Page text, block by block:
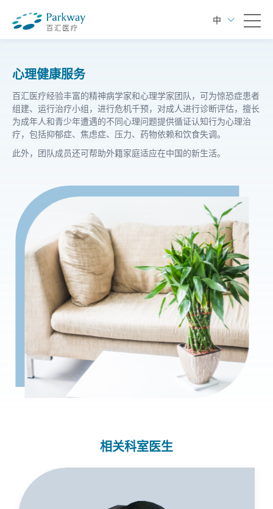
中
心理健康服务
百汇医疗经验丰富的精神病学家和心理学家团队，可为惊恐症患者
组建、运行治疗小组，进行危机千预，对成人进行诊断评估，擅长
为成年人和青少年遭遇的不同心理问题提供循证认知行为心理治
疗，包括抑郁症、焦虑症、压力、药物依赖和饮食失调。
此外，团队成员还可帮助外籍家庭适应在中国的新生活。
相关科室医生